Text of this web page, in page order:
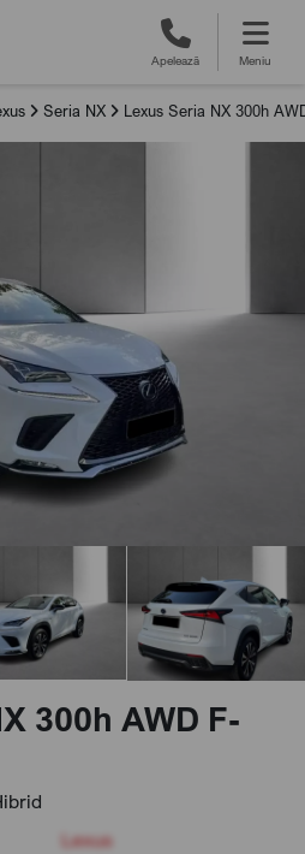
Apelează Meniu
Seria NX Lexus Seria NX 300h
300h AWD F-
Lexus